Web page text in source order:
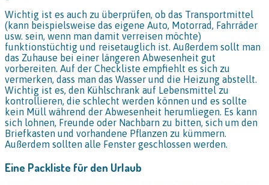
Wichtig ist es auch zu überprüfen, ob das Transportmittel
(kann beispielsweise das eigene Auto, Motorrad, Fahrräder
usw. sein, wenn man damit verreisen möchte)
funktionstüchtig und reisetauglich ist. Außerdem sollt man
das Zuhause bei einer längeren Abwesenheit gut
vorbereiten. Auf der Checkliste empfiehlt es sich zu
vermerken, dass man das Wasser und die Heizung abstellt.
Wichtig ist es, den Kühlschrank auf Lebensmittel zu
kontrollieren, die schlecht werden können und es sollte
kein Müll während der Abwesenheit herumliegen. Es kann
sich lohnen, Freunde oder Nachbarn zu bitten, sich um den
Briefkasten und vorhandene Pflanzen zu kümmern.
Außerdem sollten alle Fenster geschlossen werden.
Eine Packliste für den Urlaub